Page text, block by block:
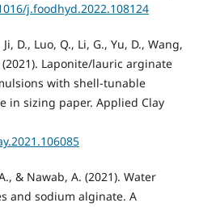
j.foodhyd.2022.108124
D., Luo, Q., Li, G., Yu, D., Wang,
(2021). Laponite/lauric arginate
with shell-tunable
in sizing paper. Applied Clay
& Nawab, A. (2021). Water
and sodium alginate. A